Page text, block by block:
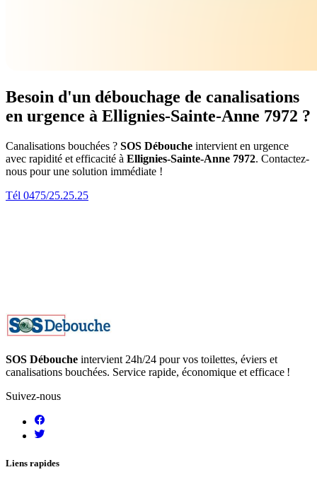
Besoin d'un débouchage de canalisations
en urgence à Ellignies-Sainte-Anne 7972 ?
Canalisations bouchées ? SOS Débouche intervient en urgence
avec rapidité et efficacité à Ellignies-Sainte-Anne 7972. Contactez-
nous pour une solution immédiate !
Tél 0475/25.25.25
SOS Débouche intervient 24h/24 pour vos toilettes, éviers et
canalisations bouchées. Service rapide, économique et efficace !
Suivez-nous
Liens rapides